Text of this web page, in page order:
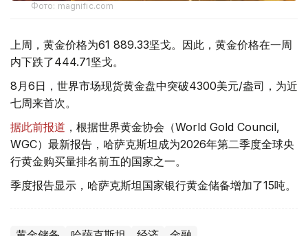
Фото: magnific.com
上周，黄金价格为61 889.33坚戈。因此，黄金价格在一周
内下跌了444.71坚戈。
8月6日，世界市场现货黄金盘中突破4300美元/盎司，为近
七周来首次。
据此前报道 ，根据世界黄金协会（World Gold Council,
WGC）最新报告，哈萨克斯坦成为2026年第二季度全球央
行黄金购买量排名前五的国家之一。
季度报告显示，哈萨克斯坦国家银行黄金储备增加了15吨。